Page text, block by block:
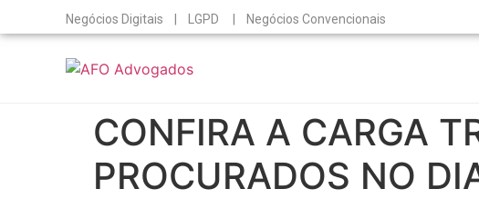
Negócios Digitais | LGPD | Negócios Convencionais
CONFIRA A CARGA
PROCURADOS NO